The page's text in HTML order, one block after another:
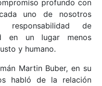
profundo con
uno de nosotros
responsabilidad de
en un lugar menos
y humano.
Martin Buber, en su
habló de la relación